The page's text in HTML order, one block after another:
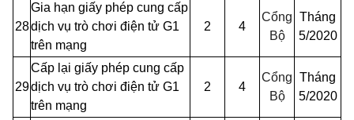
28
Gia hạn giấy phép cung cấp
dịch vụ trò chơi điện tử G1
trên mạng
2 4
Cổng
Bộ
Tháng
5/2020
29
Cấp lại giấy phép cung cấp
dịch vụ trò chơi điện tử G1
trên mạng
2 4
Cổng
Bộ
Tháng
5/2020